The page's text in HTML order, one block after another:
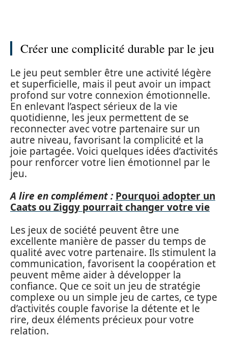
Créer une complicité durable par le jeu
Le jeu peut sembler être une activité légère
et superficielle, mais il peut avoir un impact
profond sur votre connexion émotionnelle.
En enlevant l’aspect sérieux de la vie
quotidienne, les jeux permettent de se
reconnecter avec votre partenaire sur un
autre niveau, favorisant la complicité et la
joie partagée. Voici quelques idées d’activités
pour renforcer votre lien émotionnel par le
jeu.
A lire en complément : Pourquoi adopter un
Caats ou Ziggy pourrait changer votre vie
Les jeux de société peuvent être une
excellente manière de passer du temps de
qualité avec votre partenaire. Ils stimulent la
communication, favorisent la coopération et
peuvent même aider à développer la
confiance. Que ce soit un jeu de stratégie
complexe ou un simple jeu de cartes, ce type
d’activités couple favorise la détente et le
rire, deux éléments précieux pour votre
relation.